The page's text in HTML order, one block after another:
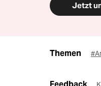
Jetzt
Themen